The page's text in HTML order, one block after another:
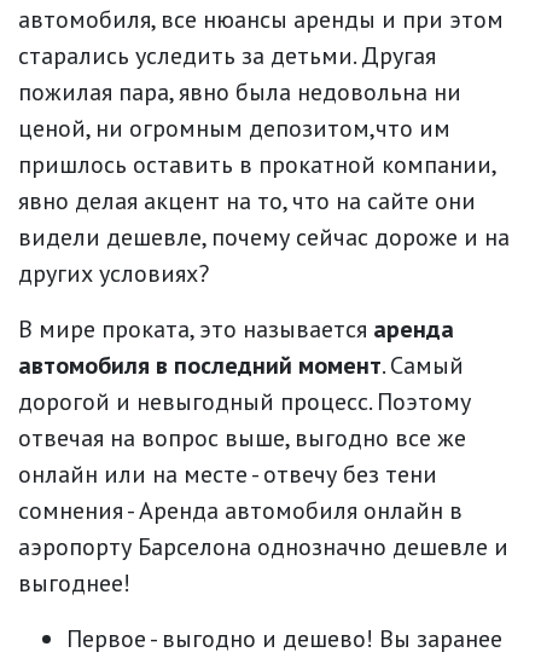
автомобиля, все нюансы аренды и при этом
старались уследить за детьми. Другая
пожилая пара, явно была недовольна ни
ценой, ни огромным депозитом,что им
пришлось оставить в прокатной компании,
явно делая акцент на то, что на сайте они
видели дешевле, почему сейчас дороже и на
других условиях?
В мире проката, это называется аренда
автомобиля в последний момент. Самый
дорогой и невыгодный процесс. Поэтому
отвечая на вопрос выше, выгодно все же
онлайн или на месте - отвечу без тени
сомнения - Аренда автомобиля онлайн в
аэропорту Барселона однозначно дешевле и
выгоднее!
Первое - выгодно и дешево! Вы заранее